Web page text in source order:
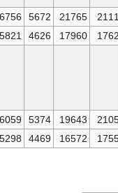
6158
39670
222655
6095
32443
189269
4875
34080
196596
4790
28622
164986